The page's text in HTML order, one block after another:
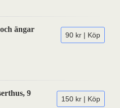
90 kr | Köp
ängar
150 kr | Köp
9